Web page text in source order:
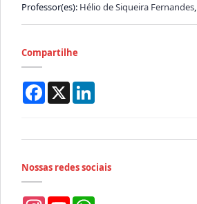
Professor(es): Hélio de Siqueira Fernandes,
Compartilhe
Facebook
X
Nossas redes sociais